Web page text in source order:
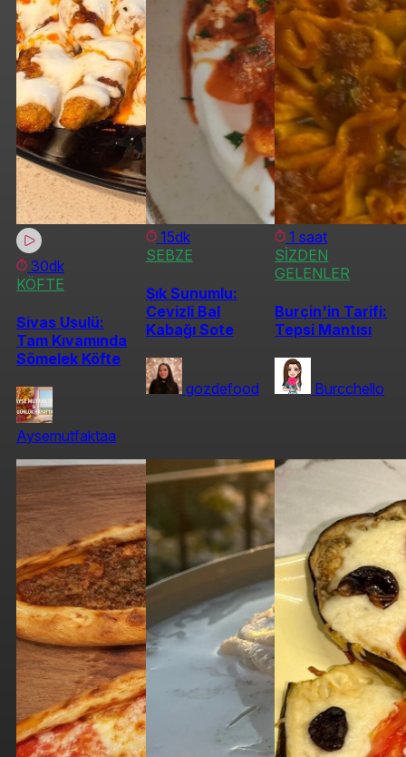
30dk
KÖFTE
Sivas Usulü:
Tam Kıvamında
Sömelek Köfte
Aysemutfaktaa
15dk
SEBZE
Şık Sunumlu:
Cevizli Bal
Kabağı Sote
gozdefood
1 saat
SİZDEN
GELENLER
Burçin'in Tarifi:
Tepsi Mantısı
Burcchello